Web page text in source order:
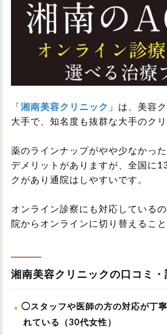
「 湘南美容クリニック 」は、美容
大手で、知名度も抜群な大手のクリ
薬のラインナップがやや少なかっ
デメリットがありますが、全国に
クがあり通院はしやすいです。
オンライン診察にも対応している
院からオンラインに切り替えること
湘南美容クリニックの口コミ・
◯スタッフや医師の方の対応が丁
れている（30代女性）